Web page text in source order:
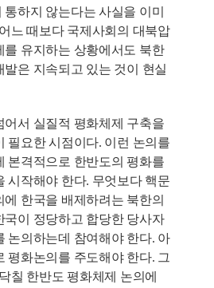
하지 않는다는 사실을 이미
느 때보다 국제사회의 대북압
를 유지하는 상황에서도 북한
발은 지속되고 있는 것이 현실
어서 실질적 평화체제 구축을
필요한 시점이다. 이런 논의를
본격적으로 한반도의 평화를
시작해야 한다. 무엇보다 핵문
한국을 배제하려는 북한의
국이 정당하고 합당한 당사자
논의하는데 참여해야 한다. 아
평화논의를 주도해야 한다. 그
칠 한반도 평화체제 논의에